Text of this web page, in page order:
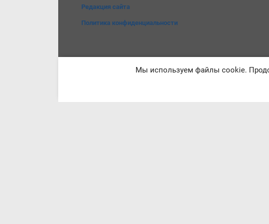
Редакция сайта
Политика конфиденциальности
Мы используем файлы cookie.